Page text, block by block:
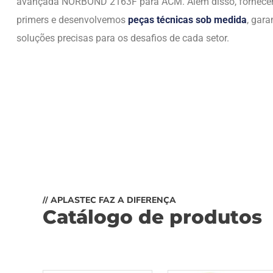
primers e desenvolvemos peças técnicas sob medida,
soluções precisas para os desafios de cada setor.
// APLASTEC FAZ A DIFERENÇA
Catálogo de produtos